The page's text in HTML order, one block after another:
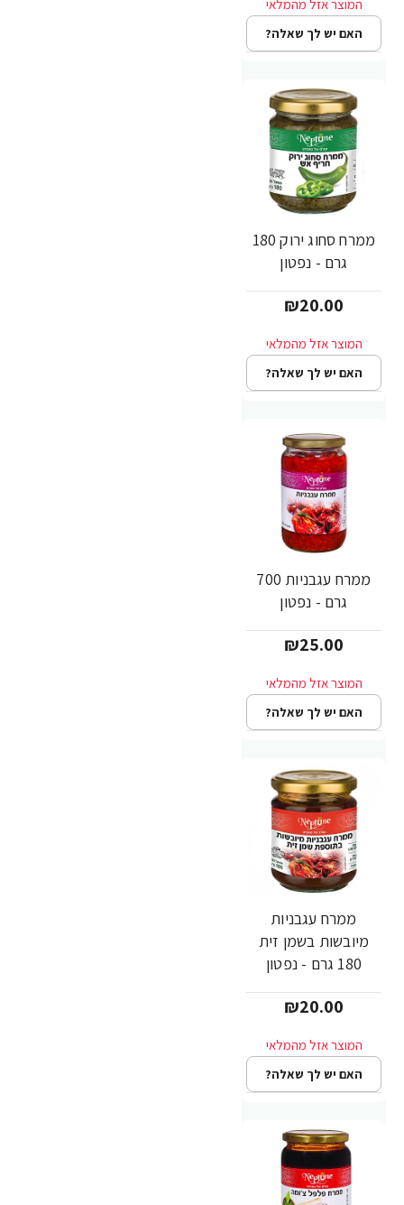
האם יש לך שאלה?
ממרח סחוג ירוק 180
גרם - נפטון
₪20.00
האם יש לך שאלה?
ממרח עגבניות 700
גרם - נפטון
₪25.00
האם יש לך שאלה?
ממרח עגבניות
מיובשות בשמן זית
180 גרם - נפטון
₪20.00
האם יש לך שאלה?